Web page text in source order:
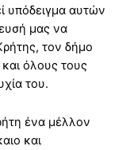
υπόδειγμα αυτών
μας να
τον δήμο
όλους τους
του.
ένα μέλλον
και